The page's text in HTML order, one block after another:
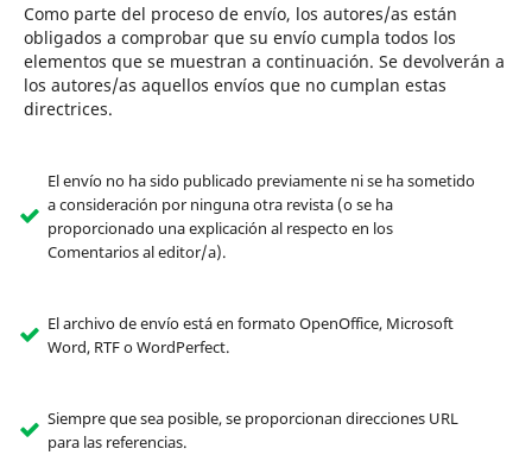
Como parte del proceso de envío, los autores/as están
obligados a comprobar que su envío cumpla todos los
elementos que se muestran a continuación. Se devolverán a
los autores/as aquellos envíos que no cumplan estas
directrices.
El envío no ha sido publicado previamente ni se ha sometido
a consideración por ninguna otra revista (o se ha
proporcionado una explicación al respecto en los
Comentarios al editor/a).
El archivo de envío está en formato OpenOffice, Microsoft
Word, RTF o WordPerfect.
Siempre que sea posible, se proporcionan direcciones URL
para las referencias.